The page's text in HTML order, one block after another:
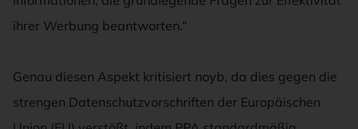
ihrer Werbung beantworten.“
Genau diesen Aspekt kritisiert noyb, da dies gegen die
strengen Datenschutzvorschriften der Europäischen